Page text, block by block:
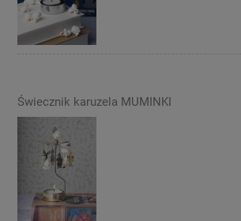
Świecznik karuzela MUMINKI